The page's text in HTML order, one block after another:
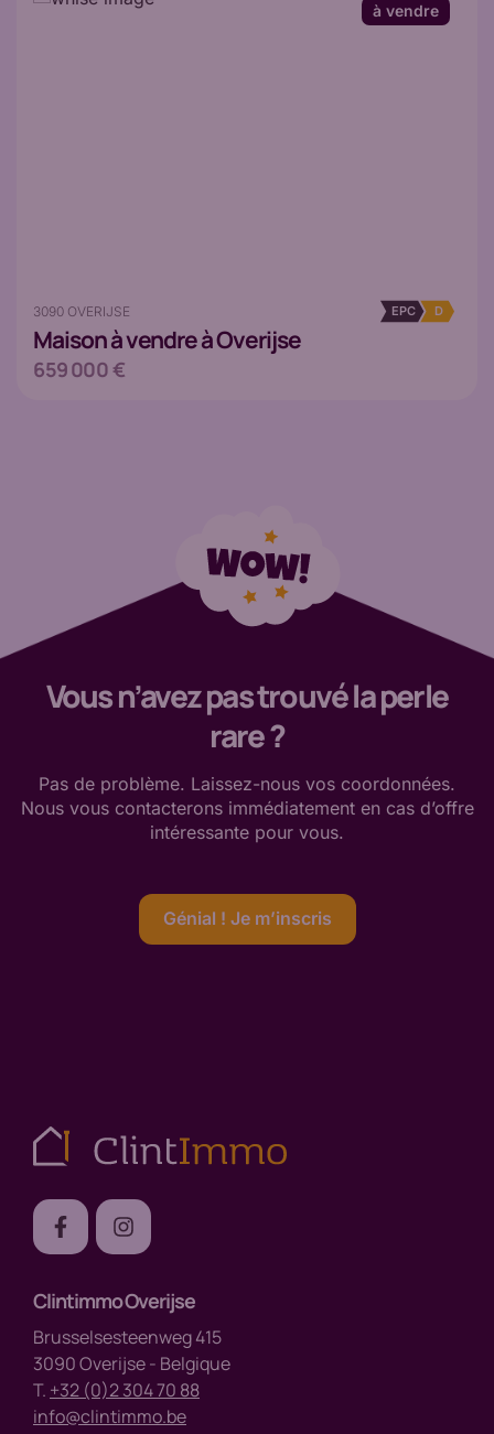
3090 OVERIJSE
Maisonà vendre à Overijse
EPC D
659 000 €
à vendre
Vous n’avez pas trouvé la perle
rare ?
Pas de problème. Laissez-nous vos coordonnées.
Nous vous contacterons immédiatement en cas d’offre
intéressante pour vous.
Génial ! Je m’inscris
Clintimmo Overijse
Brusselsesteenweg 415
3090 Overijse - Belgique
T. +32 (0)2 304 70 88
info@clintimmo.be